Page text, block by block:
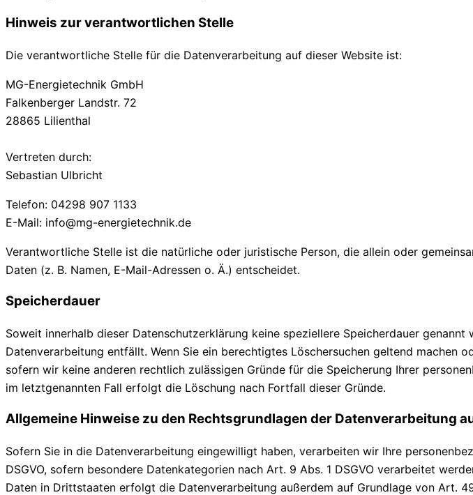
Hinweis zur verantwortlichen Stelle
Die verantwortliche Stelle für die Datenverarbeitung auf dieser Website ist:
MG-Energietechnik GmbH
Falkenberger Landstr. 72
28865 Lilienthal
Vertreten durch:
Sebastian Ulbricht
Telefon: 04298 907 1133
E-Mail: info@mg-energietechnik.de
Verantwortliche Stelle ist die natürliche oder juristische Person, die allein oder
Daten (z. B. Namen, E-Mail-Adressen o. Ä.) entscheidet.
Speicherdauer
Soweit innerhalb dieser Datenschutzerklärung keine speziellere Speicherdauer
Datenverarbeitung entfällt. Wenn Sie ein berechtigtes Löschersuchen geltend
sofern wir keine anderen rechtlich zulässigen Gründe für die Speicherung Ihrer
im letztgenannten Fall erfolgt die Löschung nach Fortfall dieser Gründe.
Allgemeine Hinweise zu den Rechtsgrundlagen der Datenverarbeitung
Sofern Sie in die Datenverarbeitung eingewilligt haben, verarbeiten wir Ihre
DSGVO, sofern besondere Datenkategorien nach Art. 9 Abs. 1 DSGVO verarbeitet
Daten in Drittstaaten erfolgt die Datenverarbeitung außerdem auf Grundlage von Art.